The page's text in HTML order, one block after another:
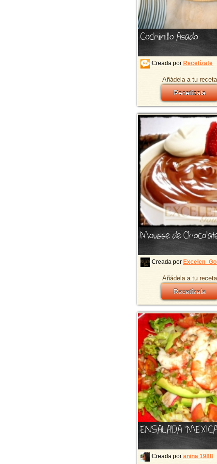
Cochinillo Asado
Creada por Recetízate
Añádela a tu
Recetízala
Mousse de
Creada por
Añádela a tu
Recetízala
ENSALADA
Creada por anina 1988